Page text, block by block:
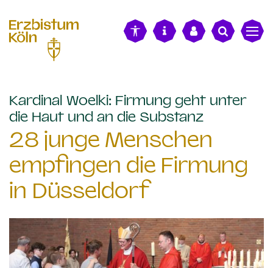
Kardinal Woelki: Firmung geht unter
die Haut und an die Substanz
28 junge Menschen
empfingen die Firmung
in Düsseldorf